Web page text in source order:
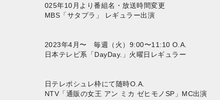
025年10月より番組名・放送時間変更
​MBS 「サタプラ」 レギュラー出演
2023年4月〜 毎週（火）9:00〜11:10 O.A.
日本テレビ系「DayDay. 」火曜日レギュラー
日テレポシュレ枠にて随時O.A.
NTV「通販の女王 アン ミカ ゼヒモノSP 」MC出演